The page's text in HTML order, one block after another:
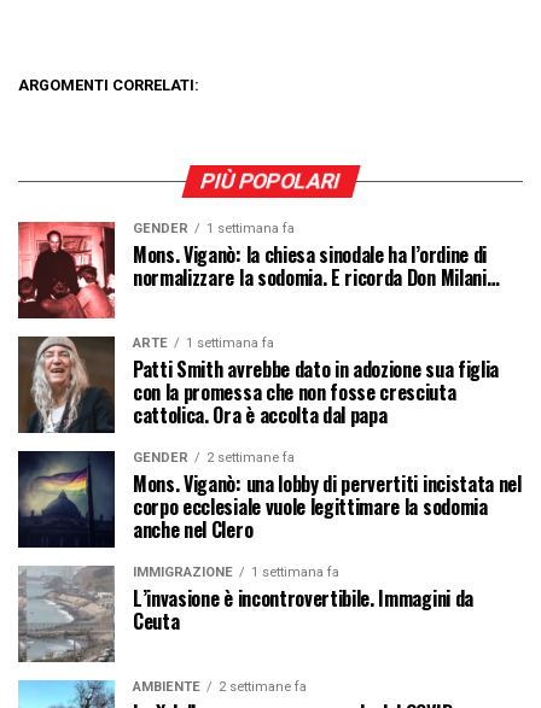
ARGOMENTI CORRELATI:
PIÙ POPOLARI
GENDER 1 settimana fa
Mons. Viganò: la chiesa sinodale ha l’ordine di
normalizzare la sodomia. E ricorda Don Milani…
ARTE 1 settimana fa
Patti Smith avrebbe dato in adozione sua figlia
con la promessa che non fosse cresciuta
cattolica. Ora è accolta dal papa
GENDER 2 settimane fa
Mons. Viganò: una lobby di pervertiti incistata nel
corpo ecclesiale vuole legittimare la sodomia
anche nel Clero
IMMIGRAZIONE 1 settimana fa
L’invasione è incontrovertibile. Immagini da
Ceuta
AMBIENTE 2 settimane fa